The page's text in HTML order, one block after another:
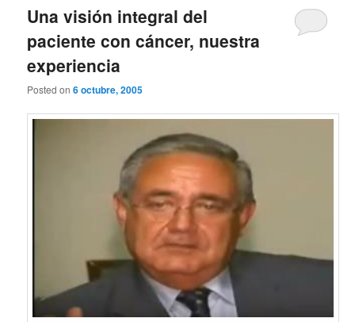
Una visión integral del
paciente con cáncer, nuestra
experiencia
Posted on6 octubre, 2005